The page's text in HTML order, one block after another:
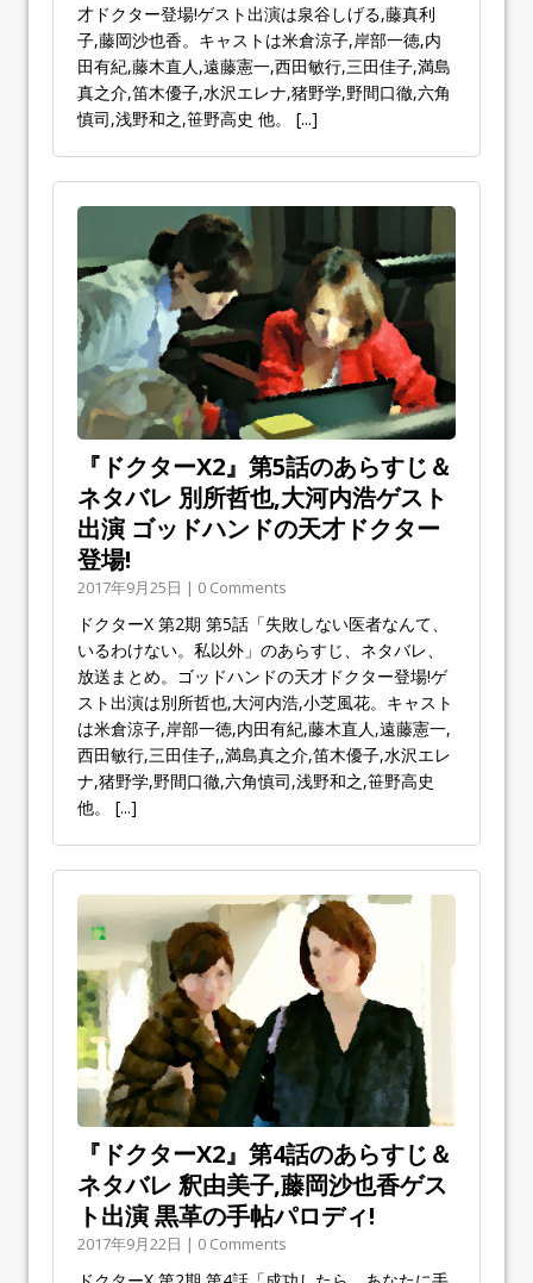
才ドクター登場!ゲスト出演は泉谷しげる,藤真利
子,藤岡沙也香。キャストは米倉涼子,岸部一徳,内
田有紀,藤木直人,遠藤憲一,西田敏行,三田佳子,満島
真之介,笛木優子,水沢エレナ,猪野学,野間口徹,六角
慎司,浅野和之,笹野高史 他。 [...]
『ドクターX2』第5話のあらすじ＆
ネタバレ 別所哲也,大河内浩ゲスト
出演 ゴッドハンドの天才ドクター
登場!
2017年9月25日 | 0 Comments
ドクターX 第2期 第5話「失敗しない医者なんて、
いるわけない。私以外」のあらすじ、ネタバレ、
放送まとめ。ゴッドハンドの天才ドクター登場!ゲ
スト出演は別所哲也,大河内浩,小芝風花。キャスト
は米倉涼子,岸部一徳,内田有紀,藤木直人,遠藤憲一,
西田敏行,三田佳子,,満島真之介,笛木優子,水沢エレ
ナ,猪野学,野間口徹,六角慎司,浅野和之,笹野高史
他。 [...]
『ドクターX2』第4話のあらすじ＆
ネタバレ 釈由美子,藤岡沙也香ゲス
ト出演 黒革の手帖パロディ!
2017年9月22日 | 0 Comments